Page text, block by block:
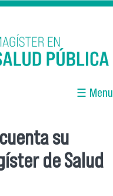
☰ Menu
su
de Salud